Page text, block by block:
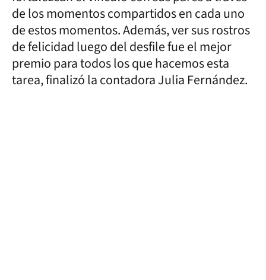
de los momentos compartidos en cada uno
de estos momentos. Además, ver sus rostros
de felicidad luego del desfile fue el mejor
premio para todos los que hacemos esta
tarea, finalizó la contadora Julia Fernández.